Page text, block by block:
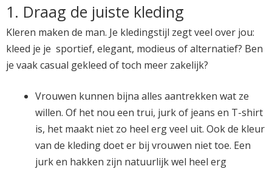
1. Draag de juiste kleding
Kleren maken de man. Je kledingstijl zegt veel over jou:
kleed je je sportief, elegant, modieus of alternatief? Ben
je vaak casual gekleed of toch meer zakelijk?
Vrouwen kunnen bijna alles aantrekken wat ze
willen. Of het nou een trui, jurk of jeans en T-shirt
is, het maakt niet zo heel erg veel uit. Ook de kleur
van de kleding doet er bij vrouwen niet toe. Een
jurk en hakken zijn natuurlijk wel heel erg